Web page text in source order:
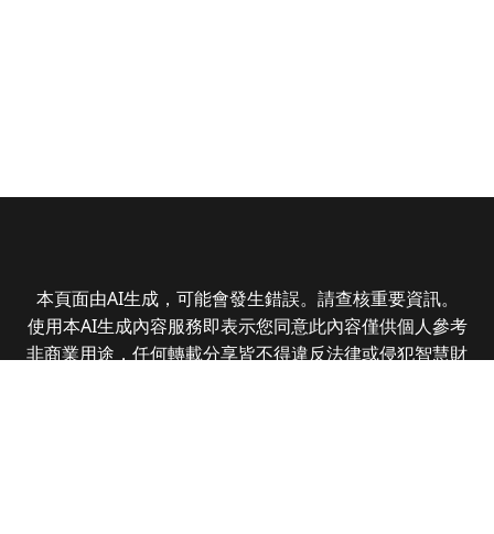
本頁面由AI生成，可能會發生錯誤。請查核重要資訊。
使用本AI生成內容服務即表示您同意此內容僅供個人參考
非商業用途，任何轉載分享皆不得違反法律或侵犯智慧財